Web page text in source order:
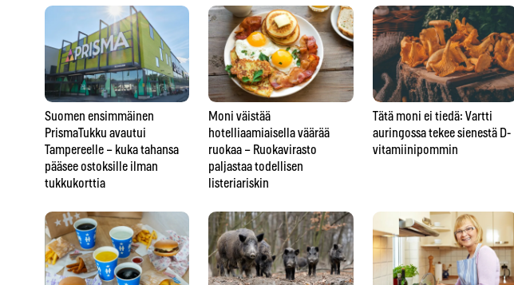
Suomen ensimmäinen
PrismaTukku avautui
Tampereelle – kuka tahansa
pääsee ostoksille ilman
tukkukorttia
Moni väistää
hotelliaamiaisella väärää
ruokaa – Ruokavirasto
paljastaa todellisen
listeriariskin
Tätä moni ei tiedä: Vartti
auringossa tekee sienestä D-
vitamiinipommin